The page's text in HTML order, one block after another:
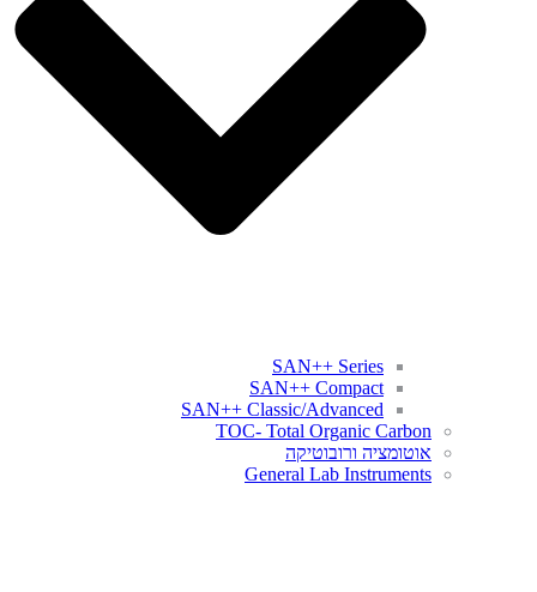
SAN++ Series
SAN++ Compact
SAN++ Classic/Advanced
TOC- Total Organic Carbon
אוטומציה ורובוטיקה
General Lab Instruments